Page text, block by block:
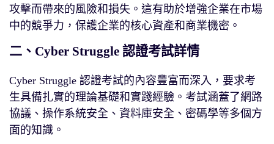
攻擊而帶來的風險和損失。這有助於增強企業在市場
中的競爭力，保護企業的核心資產和商業機密。
二、Cyber Struggle 認證考試詳情
Cyber Struggle 認證考試的內容豐富而深入，要求考
生具備扎實的理論基礎和實踐經驗。考試涵蓋了網路
協議、操作系統安全、資料庫安全、密碼學等多個方
面的知識。